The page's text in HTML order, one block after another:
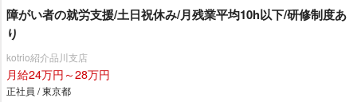
障がい者の就労支援/土日祝休み/月残業平均10h以下/研修制度あ
り
kotrio紹介品川支店
月給24万円～28万円
正社員 / 東京都